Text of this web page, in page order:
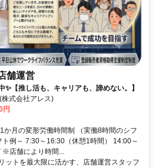
舗運営
✨【推し活も、キャリアも、諦めない。】
式会社アレス)
円
か月の変形労働時間制 （実働8時間のシフ
ト例～ 7:30～16:30（休憩1時間） 14:00～
※店舗により時間...
ットを最大限に活かす、店舗運営スタッフ